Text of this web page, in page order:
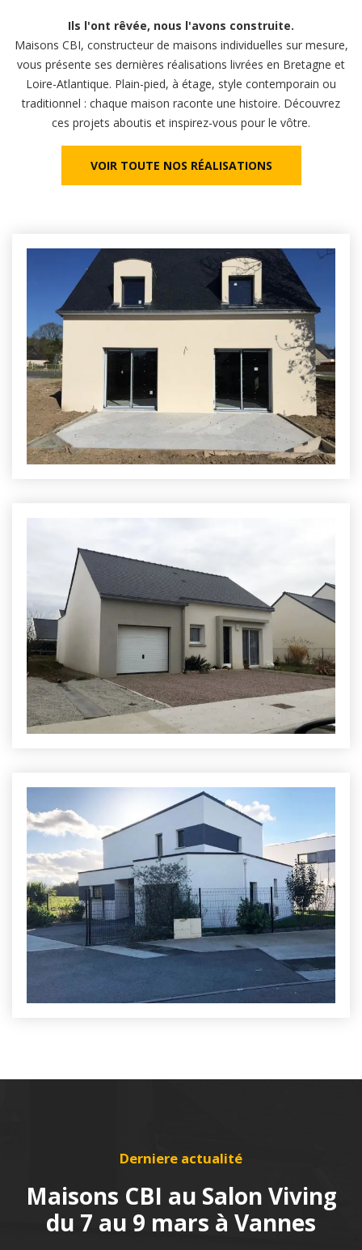
Ils l'ont rêvée, nous l'avons construite.
Maisons CBI, constructeur de maisons individuelles sur mesure,
vous présente ses dernières réalisations livrées en Bretagne et
Loire-Atlantique. Plain-pied, à étage, style contemporain ou
traditionnel : chaque maison raconte une histoire. Découvrez
ces projets aboutis et inspirez-vous pour le vôtre.
VOIR TOUTE NOS RÉALISATIONS
Derniere actualité
Maisons CBI au Salon Viving
du 7 au 9 mars à Vannes